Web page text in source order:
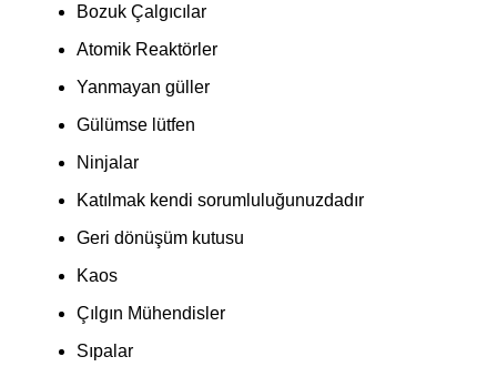
Bozuk Çalgıcılar
Atomik Reaktörler
Yanmayan güller
Gülümse lütfen
Ninjalar
Katılmak kendi sorumluluğunuzdadır
Geri dönüşüm kutusu
Kaos
Çılgın Mühendisler
Sıpalar